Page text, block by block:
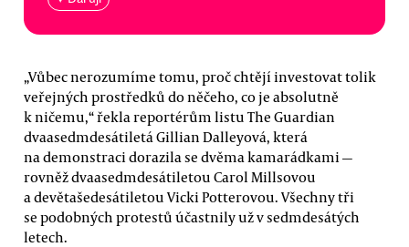
„Vůbec nerozumíme tomu, proč chtějí investovat tolik
veřejných prostředků do něčeho, co je absolutně
k ničemu,“ řekla reportérům listu The Guardian
dvaasedmdesátiletá Gillian Dalleyová, která
na demonstraci dorazila se dvěma kamarádkami —
rovněž dvaasedmdesátiletou Carol Millsovou
a devětašedesátiletou Vicki Potterovou. Všechny tři
se podobných protestů účastnily už v sedmdesátých
letech.